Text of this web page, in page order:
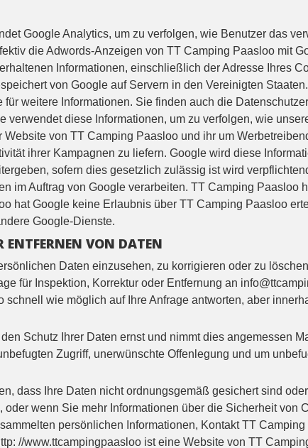
Google Analytics, um zu verfolgen, wie Benutzer das
die Adwords-Anzeigen von TT Camping Paasloo mit
Informationen, einschließlich der Adresse Ihres
von Google auf Servern in den Vereinigten
weitere Informationen. Sie finden auch die
verwendet diese Informationen, um zu verfolgen, wie
Website von TT Camping Paasloo und ihr um
ihrer Kampagnen zu liefern. Google wird diese
sofern dies gesetzlich zulässig ist wird
im Auftrag von Google verarbeiten. TT Camping Paasloo
hat Google keine Erlaubnis über TT Camping Paasloo
Google-Dienste.
ENTFERNEN VON DATEN
Daten einzusehen, zu korrigieren oder zu
für Inspektion, Korrektur oder Entfernung an
schnell wie möglich auf Ihre Anfrage antworten, aber
Schutz Ihrer Daten ernst und nimmt dies angemessen
Zugriff, unerwünschte Offenlegung und um
dass Ihre Daten nicht ordnungsgemäß gesichert sind
oder wenn Sie mehr Informationen über die Sicherheit von
persönlichen Informationen, Kontakt TT
//www.ttcampingpaasloo ist eine Website von TT